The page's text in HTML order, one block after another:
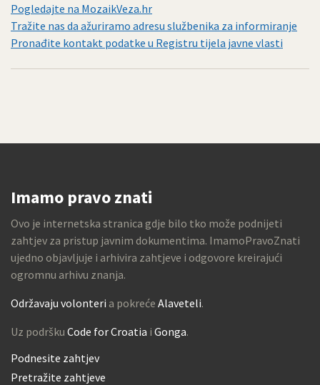
Pogledajte na MozaikVeza.hr
Tražite nas da ažuriramo adresu službenika za informiranje
Pronađite kontakt podatke u Registru tijela javne vlasti
Imamo pravo znati
Ovo je internetska stranica gdje bilo tko može podnijeti
zahtjev za pristup javnim dokumentima. ImamoPravoZnati
ujedno objavljuje i arhivira zahtjeve i odgovore kreirajući
ogromnu arhivu znanja.
Održavaju volonteri a pokreće Alaveteli.
Uz podršku Code for Croatia i Gonga.
Podnesite zahtjev
Pretražite zahtjeve